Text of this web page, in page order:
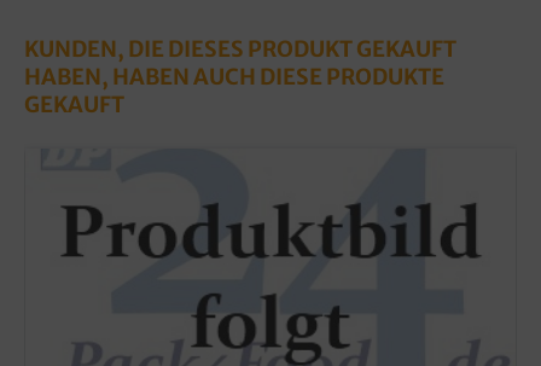
KUNDEN, DIE DIESES PRODUKT GEKAUFT
HABEN, HABEN AUCH DIESE PRODUKTE
GEKAUFT